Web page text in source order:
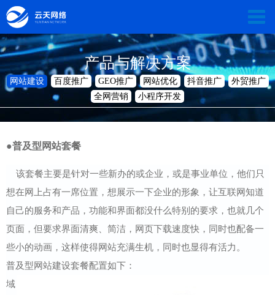
产品与解决方案
网站建设 百度推广 GEO推广 网站优化 抖音推广
外贸推广
全网营销
小程序开发
●普及型网站套餐
该套餐主要是针对一些新办的或企业，或是事业单位，他们只
想在网上占有一席位置，想展示一下企业的形象，让互联网知道
自己的服务和产品，功能和界面都没什么特别的要求，也就几个
页面，但要求界面清爽、简洁，网页下载速度快，同时也配备一
些小的动画，这样使得网站充满生机，同时也显得有活力。
普及型网站建设套餐配置如下：
域
淄
博
云
网
络
技
有
限
公
网
站
页
GEO
广
解
决
方
云
例
示
新
动
系